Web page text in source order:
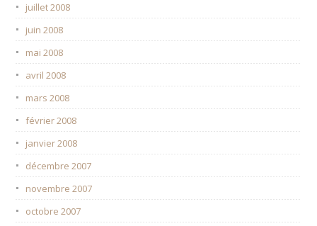
juillet 2008
juin 2008
mai 2008
avril 2008
mars 2008
février 2008
janvier 2008
décembre 2007
novembre 2007
octobre 2007